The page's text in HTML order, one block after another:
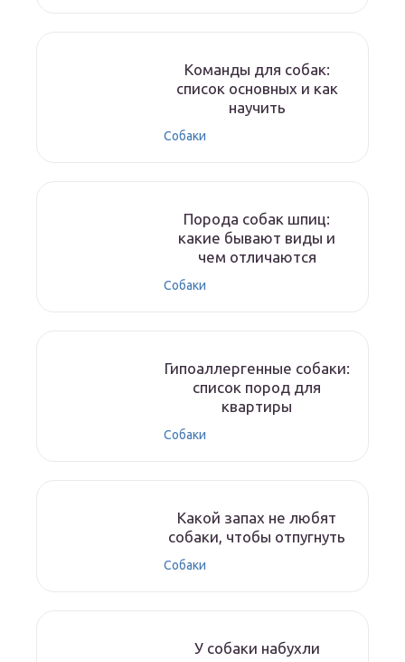
Команды для собак:
список основных и как
научить
Собаки
Порода собак шпиц:
какие бывают виды и
чем отличаются
Собаки
Гипоаллергенные собаки:
список пород для
квартиры
Собаки
Какой запах не любят
собаки, чтобы отпугнуть
Собаки
У собаки набухли